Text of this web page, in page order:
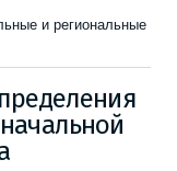
и региональные